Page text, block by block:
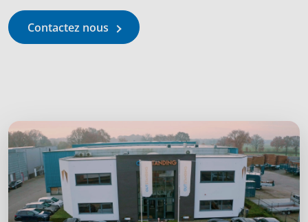
Contactez nous